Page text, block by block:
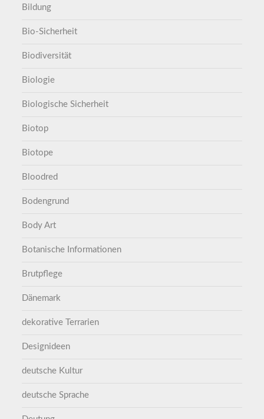
Bildung
Bio-Sicherheit
Biodiversität
Biologie
Biologische Sicherheit
Biotop
Biotope
Bloodred
Bodengrund
Body Art
Botanische Informationen
Brutpflege
Dänemark
dekorative Terrarien
Designideen
deutsche Kultur
deutsche Sprache